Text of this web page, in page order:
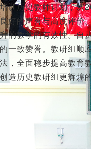
培训历史教师计划；从
良好的声誉与高度评价
升的教学的有效性。自
的一致赞誉。教研组顺
法，全面稳步提高教育
创造历史教研组更辉煌